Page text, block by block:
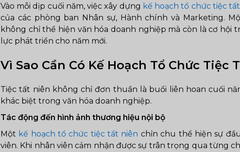
Vào mỗi dịp cuối năm, việc xây dựng kế hoạch tổ chức tiệc
của các phòng ban Nhân sự, Hành chính và Marketing.
không chỉ thể hiện văn hóa doanh nghiệp mà còn là cơ hội
lực phát triển cho năm mới.
Vì Sao Cần Có Kế Hoạch Tổ Chức Tiệc
Tiệc tất niên không chỉ đơn thuần là buổi liên hoan cuối
khác biệt trong văn hóa doanh nghiệp.
Tác động đến hình ảnh thương hiệu nội bộ
Một kế hoạch tổ chức tiệc tất niên chỉn chu thể hiện sự
viên. Khi nhân viên cảm nhận được sự trân trọng qua từng